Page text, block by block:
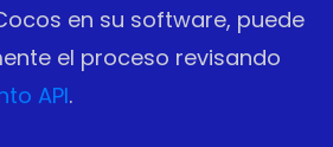
en su software, puede
el proceso revisando
API.